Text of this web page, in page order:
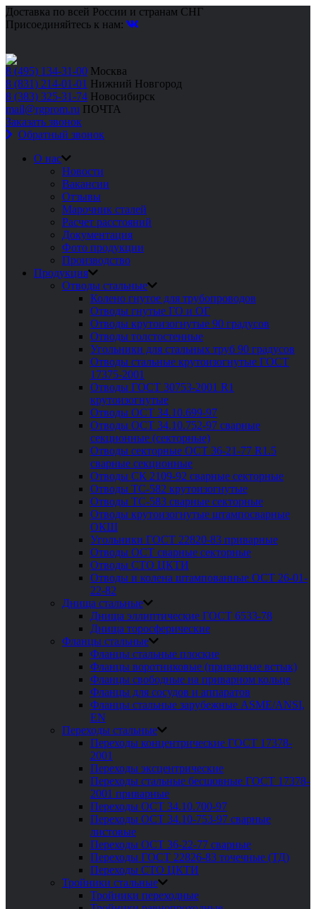
Доставка по всей России и странам СНГ
Присоединяйтесь к нам:
8 (495) 134-31-00 Москва
8 (831) 214-01-01 Нижний Новгород
8 (383) 325-31-74 Новосибирск
mail@rgprom.ru ПОЧТА
Заказать звонок
Обратный звонок
О нас
Новости
Вакансии
Отзывы
Марочник сталей
Расчет расстояний
Документация
Фото продукции
Производство
Продукция
Отводы стальные
Колено гнутое для трубопроводов
Отводы гнутые ГО и ОГ
Отводы крутоизогнутые 90 градусов
Отводы толстостенные
Угольники для стальных труб 90 градусов
Отводы стальные крутоизогнутые ГОСТ
17375-2001
Отводы ГОСТ 30753-2001 R1
крутоизогнутые
Отводы ОСТ 34.10.699-97
Отводы ОСТ 34.10.752-97 сварные
секционные (секторные)
Отводы секторные ОСТ 36-21-77 R1.5
сварные секционные
Отводы СК 2109-92 сварные секторные
Отводы ТС-582 крутоизогнутые
Отводы ТС-583 сварные секторные
Отводы крутоизогнутые штампосварные
ОКШ
Угольники ГОСТ 22820-83 приварные
Отводы ОСТ сварные секторные
Отводы СТО ЦКТИ
Отводы и колена штампованные ОСТ 26-01-
22-82
Днища стальные
Днища эллиптические ГОСТ 6533-78
Днища торосферические
Фланцы стальные
Фланцы стальные плоские
Фланцы воротниковые (приварные встык)
Фланцы свободные на приварном кольце
Фланцы для сосудов и аппаратов
Фланцы стальные зарубежные ASME/ANSI,
EN
Переходы стальные
Переходы концентрические ГОСТ 17378-
2001
Переходы эксцентрические
Переходы стальные бесшовные ГОСТ 17378-
2001 приварные
Переходы ОСТ 34.10.700-97
Переходы ОСТ 34.10-753-97 сварные
листовые
Переходы ОСТ 36-22-77 сварные
Переходы ГОСТ 22826-83 точечные (ТД)
Переходы СТО ЦКТИ
Тройники стальные
Тройники переходные